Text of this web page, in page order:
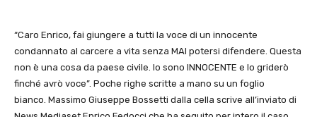
“Caro Enrico, fai giungere a tutti la voce di un innocente
condannato al carcere a vita senza MAI potersi difendere. Questa
non è una cosa da paese civile. Io sono INNOCENTE e lo griderò
finché avrò voce”. Poche righe scritte a mano su un foglio
bianco. Massimo Giuseppe Bossetti dalla cella scrive all’inviato di